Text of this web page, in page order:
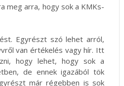
meg arra, hogy sok a KMKs-
Egyrészt szó lehet arról,
van értékelés vagy hír. Itt
hogy lehet, hogy sok a
de ennek igazából tök
már régebben is sok